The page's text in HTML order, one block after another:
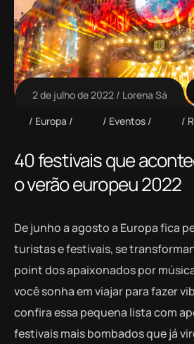
2 de julho de 2022 Lorena Sá
Europa Eventos
40 festivais que
o verão europeu 2022
De junho a agosto a Europa fica
turistas e festivais, se
point dos apaixonados por
você sonha em viajar para fazer
confira essa pequena lista com
festivais mais bombados que já